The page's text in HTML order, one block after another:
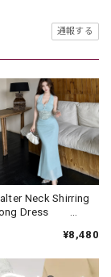
通報する
Neck Shirring
Dress
¥8,480